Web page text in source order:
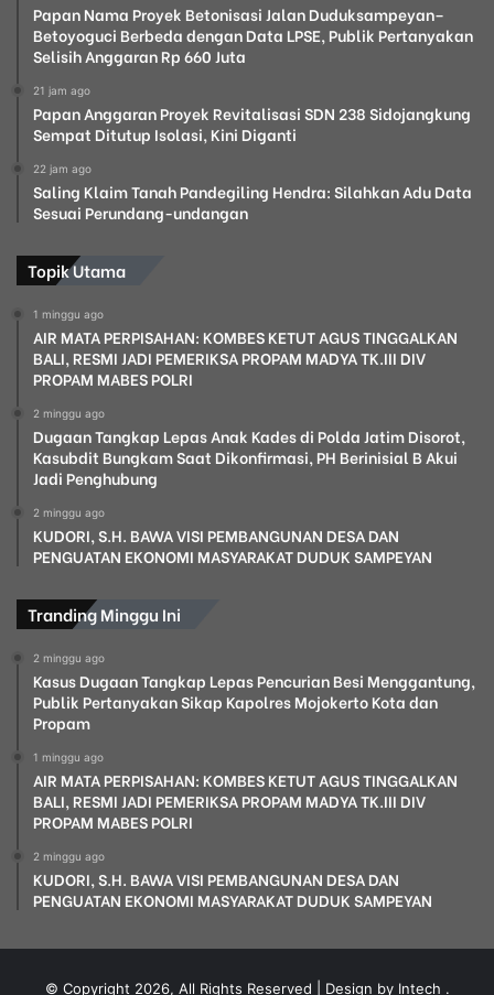
Papan Nama Proyek Betonisasi Jalan Duduksampeyan–
Betoyoguci Berbeda dengan Data LPSE, Publik Pertanyakan
Selisih Anggaran Rp 660 Juta
21 jam ago
Papan Anggaran Proyek Revitalisasi SDN 238 Sidojangkung
Sempat Ditutup Isolasi, Kini Diganti
22 jam ago
Saling Klaim Tanah Pandegiling Hendra: Silahkan Adu Data
Sesuai Perundang-undangan
Topik Utama
1 minggu ago
AIR MATA PERPISAHAN: KOMBES KETUT AGUS TINGGALKAN
BALI, RESMI JADI PEMERIKSA PROPAM MADYA TK.III DIV
PROPAM MABES POLRI
2 minggu ago
Dugaan Tangkap Lepas Anak Kades di Polda Jatim Disorot,
Kasubdit Bungkam Saat Dikonfirmasi, PH Berinisial B Akui
Jadi Penghubung
2 minggu ago
KUDORI, S.H. BAWA VISI PEMBANGUNAN DESA DAN
PENGUATAN EKONOMI MASYARAKAT DUDUK SAMPEYAN
Tranding Minggu Ini
2 minggu ago
Kasus Dugaan Tangkap Lepas Pencurian Besi Menggantung,
Publik Pertanyakan Sikap Kapolres Mojokerto Kota dan
Propam
1 minggu ago
AIR MATA PERPISAHAN: KOMBES KETUT AGUS TINGGALKAN
BALI, RESMI JADI PEMERIKSA PROPAM MADYA TK.III DIV
PROPAM MABES POLRI
2 minggu ago
KUDORI, S.H. BAWA VISI PEMBANGUNAN DESA DAN
PENGUATAN EKONOMI MASYARAKAT DUDUK SAMPEYAN
© Copyright 2026, All Rights Reserved | Design by Intech .